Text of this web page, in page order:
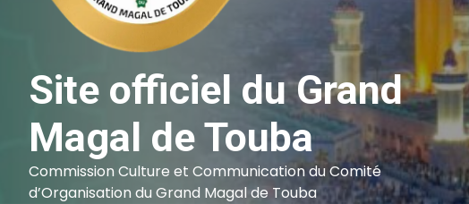
Site officiel du Grand
Magal de Touba
Commission Culture et Communication du Comité
d’Organisation du Grand Magal de Touba